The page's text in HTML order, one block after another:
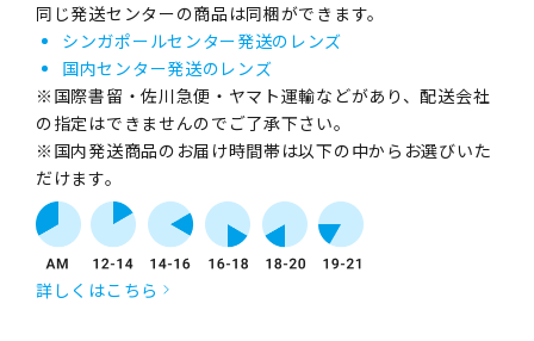
同じ発送センターの商品は同梱ができます。
シンガポールセンター発送のレンズ
国内センター発送のレンズ
※国際書留・佐川急便・ヤマト運輸などがあり、配送会社
の指定はできませんのでご了承下さい。
※国内発送商品のお届け時間帯は以下の中からお選びいた
だけます。
詳しくはこちら